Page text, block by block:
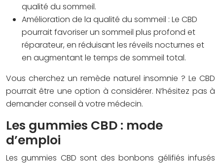
qualité du sommeil.
Amélioration de la qualité du sommeil : Le CBD
pourrait favoriser un sommeil plus profond et
réparateur, en réduisant les réveils nocturnes et
en augmentant le temps de sommeil total.
Vous cherchez un remède naturel insomnie ? Le CBD
pourrait être une option à considérer. N’hésitez pas à
demander conseil à votre médecin.
Les gummies CBD : mode
d’emploi
Les gummies CBD sont des bonbons gélifiés infusés